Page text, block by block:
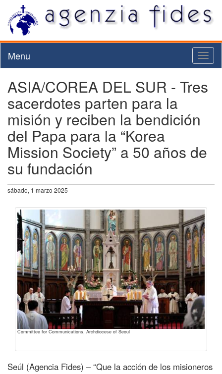
Menu
ASIA/COREA DEL SUR - Tres
sacerdotes parten para la
misión y reciben la bendición
del Papa para la “Korea
Mission Society” a 50 años de
su fundación
sábado, 1 marzo 2025
Committee for Communications, Archdiocese of Seoul
Seúl (Agencia Fides) – “Que la acción de los misioneros